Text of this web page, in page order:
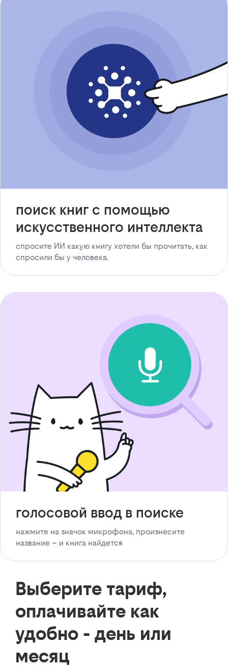
поиск книг с помощью
искусственного интеллекта
спросите ИИ какую книгу хотели бы прочитать, как
спросили бы у человека.
голосовой ввод в поиске
нажмите на значок микрофона, произнесите
название – и книга найдется
Выберите тариф,
оплачивайте как
удобно - день или
месяц